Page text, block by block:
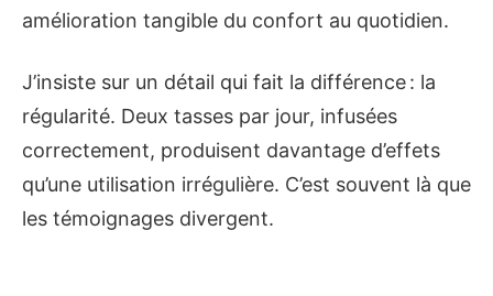
amélioration tangible du confort au quotidien.
J’insiste sur un détail qui fait la différence : la
régularité. Deux tasses par jour, infusées
correctement, produisent davantage d’effets
qu’une utilisation irrégulière. C’est souvent là que
les témoignages divergent.